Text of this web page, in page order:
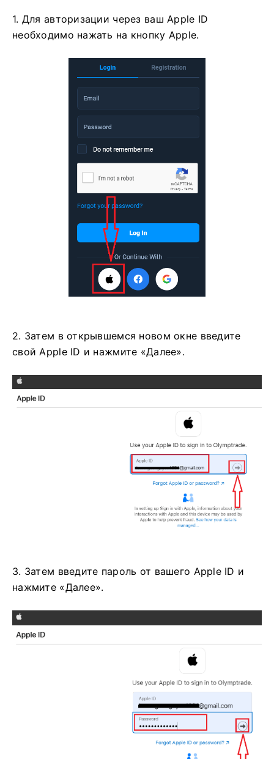
1. Для авторизации через ваш Apple ID
необходимо нажать на кнопку Apple.
2. Затем в открывшемся новом окне введите
свой Apple ID и нажмите «Далее».
3. Затем введите пароль от вашего Apple ID и
нажмите «Далее».